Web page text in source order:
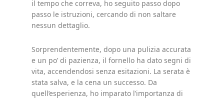
il tempo che correva, ho seguito passo dopo
passo le istruzioni, cercando di non saltare
nessun dettaglio.
Sorprendentemente, dopo una pulizia accurata
e un po’ di pazienza, il fornello ha dato segni di
vita, accendendosi senza esitazioni. La serata è
stata salva, e la cena un successo. Da
quell’esperienza, ho imparato l’importanza di